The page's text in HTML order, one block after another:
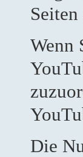
Wenn
Die